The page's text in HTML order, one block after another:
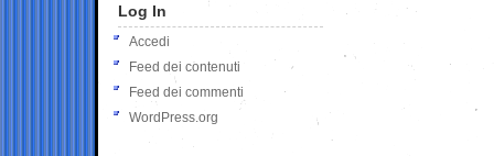
Log In
Accedi
Feed dei contenuti
Feed dei commenti
WordPress.org